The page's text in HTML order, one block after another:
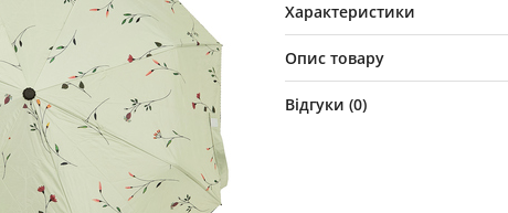
Характеристики
Опис товару
Відгуки (0)